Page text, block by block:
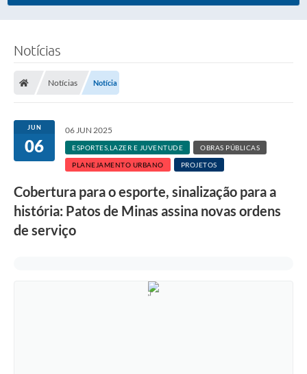
Notícias
Notícias Notícia
JUN
06
06 JUN 2025
ESPORTES,LAZER E JUVENTUDE OBRAS PÚBLICAS
PLANEJAMENTO URBANO PROJETOS
Cobertura para o esporte, sinalização para a
história: Patos de Minas assina novas ordens
de serviço